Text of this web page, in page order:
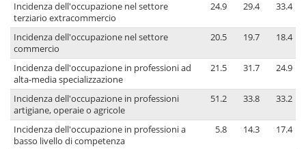
Incidenza dell'occupazione nel settore
terziario extracommercio
24.9 29.4 33.4
Incidenza dell'occupazione nel settore
commercio
20.5 19.7 18.4
Incidenza dell'occupazione in professioni ad
alta-media specializzazione
21.5 31.7 24.9
Incidenza dell'occupazione in professioni
artigiane, operaie o agricole
51.2 33.8 33.2
Incidenza dell'occupazione in professioni a
basso livello di competenza
5.8 14.3 17.4